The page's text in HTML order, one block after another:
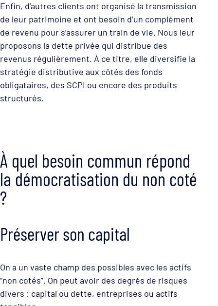
Enfin, d’autres clients ont organisé la transmission
de leur patrimoine et ont besoin d’un complément
de revenu pour s’assurer un train de vie. Nous leur
proposons la dette privée qui distribue des
revenus régulièrement. À ce titre, elle diversifie la
stratégie distributive aux côtés des fonds
obligataires, des SCPI ou encore des produits
structurés.
À quel besoin commun répond
la démocratisation du non coté
?
Préserver son capital
On a un vaste champ des possibles avec les actifs
“non cotés”. On peut avoir des degrés de risques
divers : capital ou dette, entreprises ou actifs